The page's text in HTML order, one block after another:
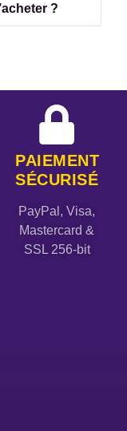
?
PAIEMENT
SÉCURISÉ
PayPal, Visa,
Mastercard &
SSL 256-bit